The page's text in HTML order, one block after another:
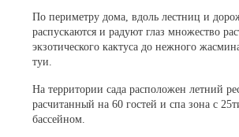
По периметру дома, вдоль лестниц и
распускаются и радуют глаз множество
экзотического кактуса до нежного
туи.
На территории сада расположен летний
расчитанный на 60 гостей и спа зона с
бассейном.